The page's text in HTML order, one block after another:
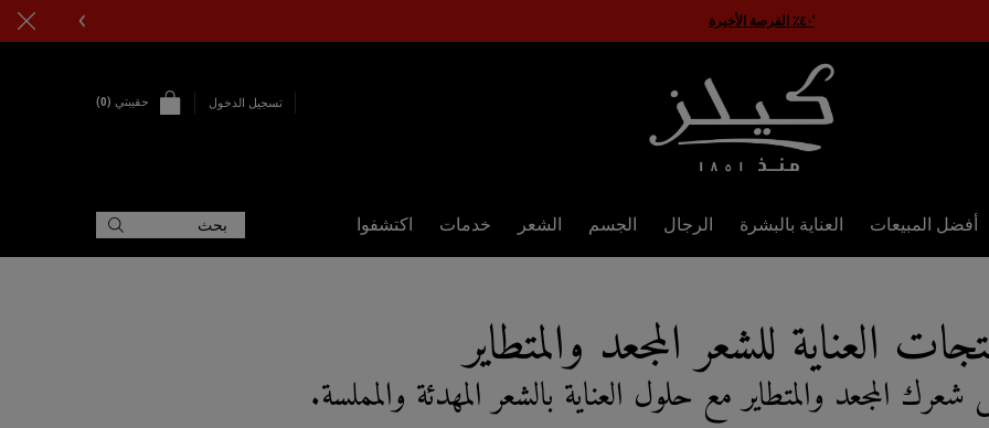
'٤٠٪ الفرصة الأخيرة
تسجيل الدخول حقيبتي 0
أفضل المبيعات العناية بالبشرة الرجال الجسم الشعر خدمات اكتشفوا بحث
العناية للشعر المجعد والمتطاير
المجعد والمتطاير مع حلول العناية بالشعر المهدئة والمملسة.